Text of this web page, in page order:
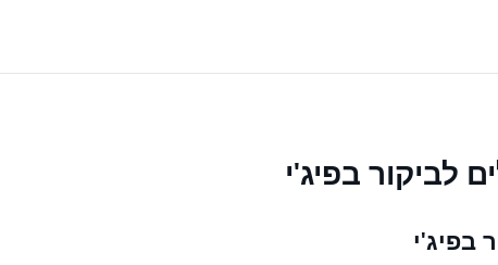
לביקור בפיג'י